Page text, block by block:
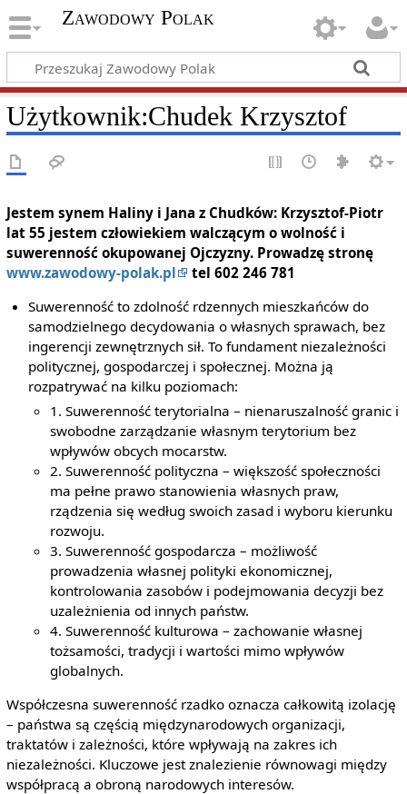
Zawodowy Polak
Użytkownik:Chudek Krzysztof
Jestem synem Haliny i Jana z Chudków: Krzysztof-Piotr
lat 55 jestem człowiekiem walczącym o wolność i
suwerenność okupowanej Ojczyzny. Prowadzę stronę
www.zawodowy-polak.pl
tel 602 246 781
Suwerenność to zdolność rdzennych mieszkańców do
samodzielnego decydowania o własnych sprawach, bez
ingerencji zewnętrznych sił. To fundament niezależności
politycznej, gospodarczej i społecznej. Można ją
rozpatrywać na kilku poziomach:
1. Suwerenność terytorialna – nienaruszalność granic i
swobodne zarządzanie własnym terytorium bez
wpływów obcych mocarstw.
2. Suwerenność polityczna – większość społeczności
ma pełne prawo stanowienia własnych praw,
rządzenia się według swoich zasad i wyboru kierunku
rozwoju.
3. Suwerenność gospodarcza – możliwość
prowadzenia własnej polityki ekonomicznej,
kontrolowania zasobów i podejmowania decyzji bez
uzależnienia od innych państw.
4. Suwerenność kulturowa – zachowanie własnej
tożsamości, tradycji i wartości mimo wpływów
globalnych.
Współczesna suwerenność rzadko oznacza całkowitą izolację
– państwa są częścią międzynarodowych organizacji,
traktatów i zależności, które wpływają na zakres ich
niezależności. Kluczowe jest znalezienie równowagi między
współpracą a obroną narodowych interesów.